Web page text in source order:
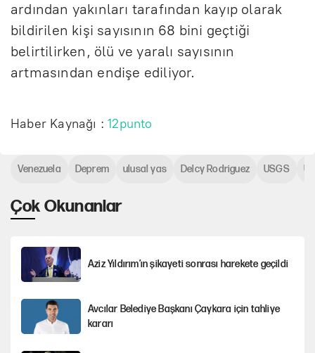
ardından yakınları tarafından kayıp olarak
bildirilen kişi sayısının 68 bini geçtiği
belirtilirken, ölü ve yaralı sayısının
artmasından endişe ediliyor.
Haber Kaynağı :12punto
Çok Okunanlar
Aziz Yıldırım’ın şikayeti sonrası harekete geçildi
Avcılar Belediye Başkanı Çaykara için tahliye
kararı
Venezuela Deprem ulusal yas Delcy Rodriguez USGS